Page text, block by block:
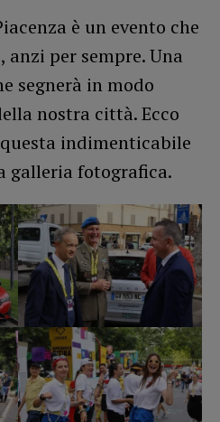
è un evento che
per sempre. Una
segnerà in modo
nostra città. Ecco
indimenticabile
galleria fotografica.